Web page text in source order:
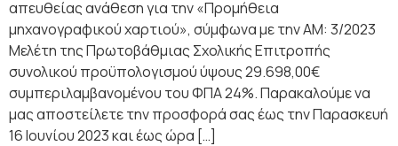
απευθείας ανάθεση για την «Προμήθεια
μηχανογραφικού χαρτιού», σύμφωνα με την ΑΜ: 3/2023
Μελέτη της Πρωτοβάθμιας Σχολικής Επιτροπής
συνολικού προϋπολογισμού ύψους 29.698,00€
συμπεριλαμβανομένου του ΦΠΑ 24%. Παρακαλούμε να
μας αποστείλετε την προσφορά σας έως την Παρασκευή
16 Ιουνίου 2023 και έως ώρα […]